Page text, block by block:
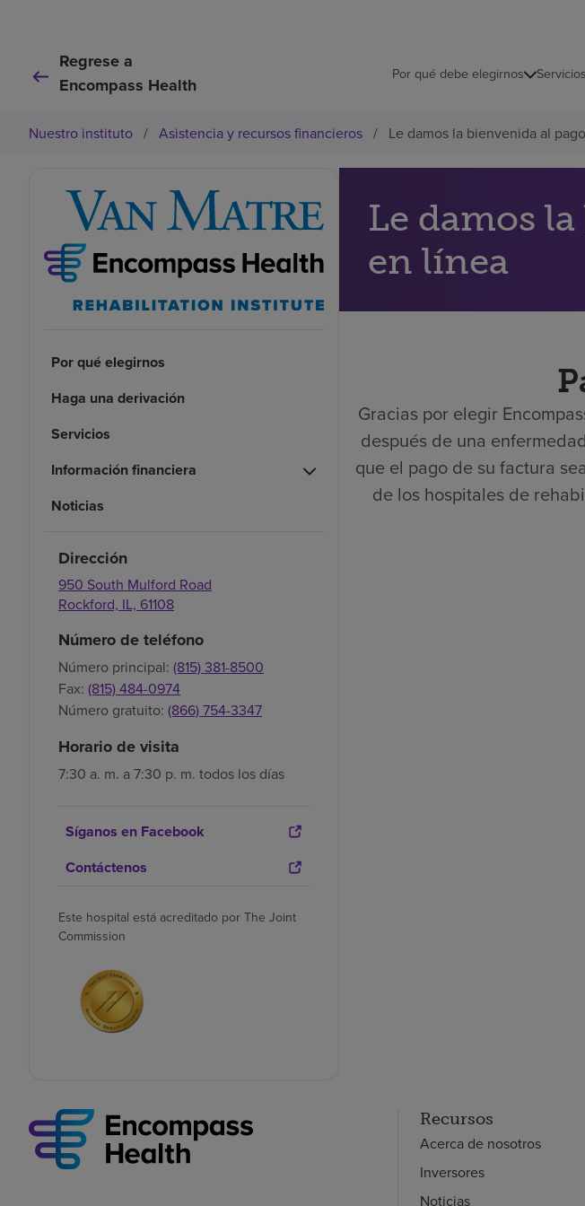
Regrese a
Encompass Health
Por qué debe elegirnos
Nuestro instituto / Asistencia y recursos financieros / Le damos la bienvenida al
Por qué elegirnos
Haga una derivación
Servicios
Información financiera
Noticias
Dirección
950 South Mulford Road
Rockford, IL, 61108
Número de teléfono
Número principal: (815) 381-8500
Fax: (815) 484-0974
Número gratuito: (866) 754-3347
Horario de visita
7:30 a. m. a 7:30 p. m. todos los días
Síganos en Facebook
Contáctenos
Este hospital está acreditado por The Joint
Commission
Le damos
en línea
Gracias por elegir
después de una
que el pago de su factura
de los hospitales de
Recursos
Acerca de nosotros
Inversores
Noticias